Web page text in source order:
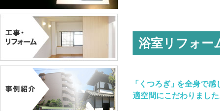
浴室リフォー
「 くつろぎ」を全身で感
適空間にこだわりまし